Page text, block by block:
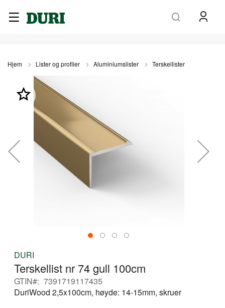
Hjem Lister og profiler Aluminiumslister Terskellister
slutten
begynnelsen
bildegalleri
DURI
Terskellist nr 74 gull 100cm
GTIN
7391719117435
DuriWood 2,5x100cm, høyde: 14-15mm, skruer